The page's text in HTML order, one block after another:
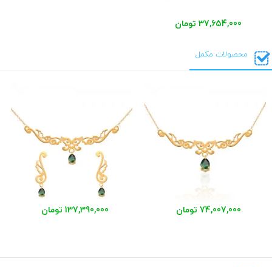
37,654,000 تومان
محصولات مکمل
74,007,000 تومان 137,390,000 تومان